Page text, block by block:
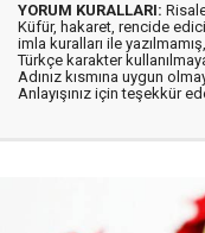
YORUM KURALLARI:
Küfür, hakaret, rencide
imla kuralları ile yazılmamış,
Türkçe karakter
Adınız kısmına uygun
Anlayışınız için teşekkür